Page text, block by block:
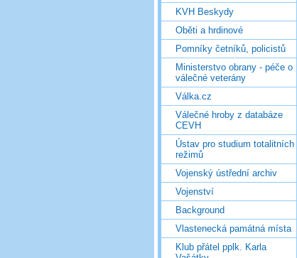
KVH Beskydy
Oběti a hrdinové
Pomníky četníků, policistů
Ministerstvo obrany - péče o
válečné veterány
Válka.cz
Válečné hroby z databáze
CEVH
Ústav pro studium totalitních
režimů
Vojenský ústřední archiv
Vojenství
Background
Vlastenecká památná místa
Klub přátel pplk. Karla